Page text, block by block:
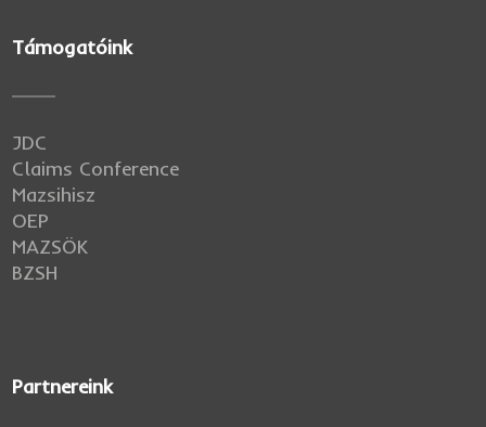
Támogatóink
JDC
Claims Conference
Mazsihisz
OEP
MAZSÖK
BZSH
Partnereink